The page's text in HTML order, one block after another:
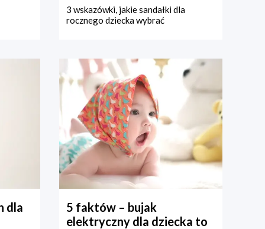
3 wskazówki, jakie sandałki dla
rocznego dziecka wybrać
dla
5 faktów – bujak
elektryczny dla dziecka to